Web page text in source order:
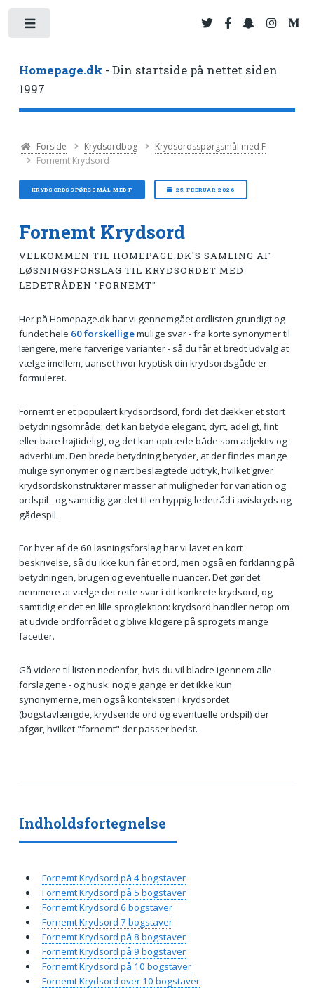
Homepage.dk - Din startside på nettet siden
1997
Forside Krydsordbog
Krydsordsspørgsmål med F
Fornemt Krydsord
KRYDSORDSSPØRGSMÅL MED F 25. FEBRUAR 2026
Fornemt Krydsord
VELKOMMEN TIL HOMEPAGE.DK'S SAMLING AF
LØSNINGSFORSLAG TIL KRYDSORDET MED
LEDETRÅDEN "FORNEMT"
Her på Homepage.dk har vi gennemgået ordlisten grundigt og
fundet hele 60 forskelligemulige svar - fra korte synonymer til
længere, mere farverige varianter - så du får et bredt udvalg at
vælge imellem, uanset hvor kryptisk din krydsordsgåde er
formuleret.
Fornemt er et populært krydsordsord, fordi det dækker et stort
betydningsområde: det kan betyde elegant, dyrt, adeligt, fint
eller bare højtideligt, og det kan optræde både som adjektiv og
adverbium. Den brede betydning betyder, at der findes mange
mulige synonymer og nært beslægtede udtryk, hvilket giver
krydsordskonstruktører masser af muligheder for variation og
ordspil - og samtidig gør det til en hyppig ledetråd i aviskryds og
gådespil.
For hver af de 60 løsningsforslag har vi lavet en kort
beskrivelse, så du ikke kun får et ord, men også en forklaring på
betydningen, brugen og eventuelle nuancer. Det gør det
nemmere at vælge det rette svar i dit konkrete krydsord, og
samtidig er det en lille sproglektion: krydsord handler netop om
at udvide ordforrådet og blive klogere på sprogets mange
facetter.
Gå videre til listen nedenfor, hvis du vil bladre igennem alle
forslagene - og husk: nogle gange er det ikke kun
synonymerne, men også konteksten i krydsordet
(bogstavlængde, krydsende ord og eventuelle ordspil) der
afgør, hvilket "fornemt" der passer bedst.
Indholdsfortegnelse
Fornemt Krydsord på 4 bogstaver
Fornemt Krydsord på 5 bogstaver
Fornemt Krydsord 6 bogstaver
Fornemt Krydsord 7 bogstaver
Fornemt Krydsord på 8 bogstaver
Fornemt Krydsord på 9 bogstaver
Fornemt Krydsord på 10 bogstaver
Fornemt Krydsord over 10 bogstaver